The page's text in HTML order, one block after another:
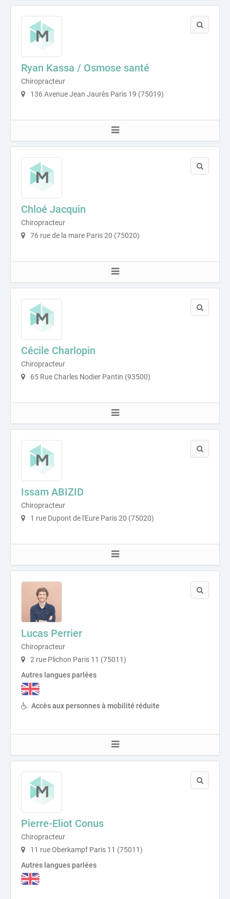
Ryan Kassa / Osmose santé
Chiropracteur
136 Avenue Jean Jaurès Paris 19 (75019)
Chloé Jacquin
Chiropracteur
76 rue de la mare Paris 20 (75020)
Cécile Charlopin
Chiropracteur
65 Rue Charles Nodier Pantin (93500)
Issam ABIZID
Chiropracteur
1 rue Dupont de l'Eure Paris 20 (75020)
Lucas Perrier
Chiropracteur
2 rue Plichon Paris 11 (75011)
Autres langues parlées
Accès aux personnes à mobilité réduite
Pierre-Eliot Conus
Chiropracteur
11 rue Oberkampf Paris 11 (75011)
Autres langues parlées